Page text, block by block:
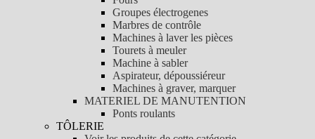
Groupes électrogenes
Marbres de contrôle
Machines à laver les pièces
Tourets à meuler
Machine à sabler
Aspirateur, dépoussiéreur
Machines à graver, marquer
MATERIEL DE MANUTENTION
Ponts roulants
TÔLERIE